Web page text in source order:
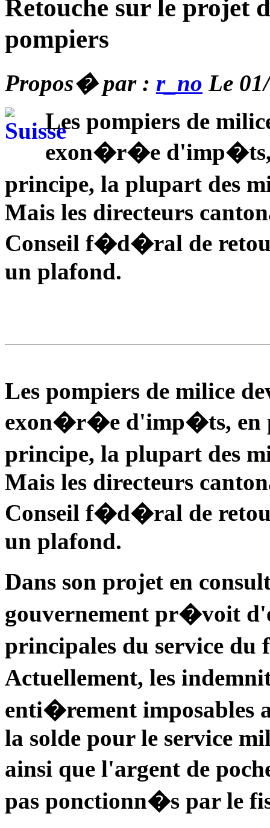
Retouche sur le projet
pompiers
Propos� par : r_no Le
Les pompiers de
exon�r�e d'imp�ts,
principe, la plupart des
Mais les directeurs
Conseil f�d�ral de
un plafond.
Les pompiers de milice
exon�r�e d'imp�ts, en
principe, la plupart des
Mais les directeurs
Conseil f�d�ral de
un plafond.
Dans son projet en
gouvernement pr�voit
principales du service
Actuellement, les
enti�rement
la solde pour le service
ainsi que l'argent de
pas ponctionn�s par le